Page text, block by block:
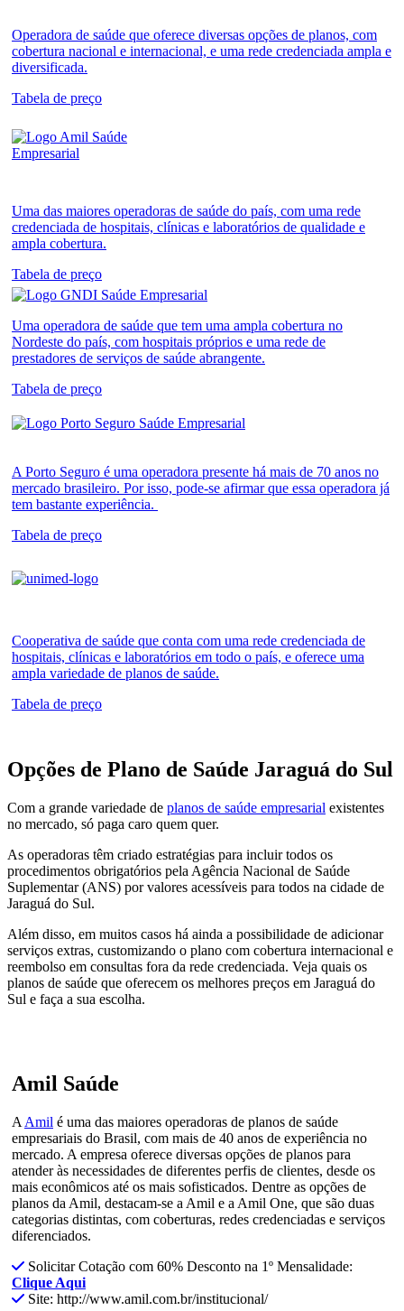
Operadora de saúde que oferece diversas opções de planos, com
cobertura nacional e internacional, e uma rede credenciada ampla e
diversificada.
Tabela de preço
Uma das maiores operadoras de saúde do país, com uma rede
credenciada de hospitais, clínicas e laboratórios de qualidade e
ampla cobertura.
Tabela de preço
Uma operadora de saúde que tem uma ampla cobertura no
Nordeste do país, com hospitais próprios e uma rede de
prestadores de serviços de saúde abrangente.
Tabela de preço
A Porto Seguro é uma operadora presente há mais de 70 anos no
mercado brasileiro. Por isso, pode-se afirmar que essa operadora já
tem bastante experiência.
Tabela de preço
Cooperativa de saúde que conta com uma rede credenciada de
hospitais, clínicas e laboratórios em todo o país, e oferece uma
ampla variedade de planos de saúde.
Tabela de preço
Opções de Plano de Saúde Jaraguá do Sul
Com a grande variedade de planos de saúde empresarial existentes
no mercado, só paga caro quem quer.
As operadoras têm criado estratégias para incluir todos os
procedimentos obrigatórios pela Agência Nacional de Saúde
Suplementar (ANS) por valores acessíveis para todos na cidade de
Jaraguá do Sul.
Além disso, em muitos casos há ainda a possibilidade de adicionar
serviços extras, customizando o plano com cobertura internacional e
reembolso em consultas fora da rede credenciada. Veja quais os
planos de saúde que oferecem os melhores preços em Jaraguá do
Sul e faça a sua escolha.
Amil Saúde
A Amil é uma das maiores operadoras de planos de saúde
empresariais do Brasil, com mais de 40 anos de experiência no
mercado. A empresa oferece diversas opções de planos para
atender às necessidades de diferentes perfis de clientes, desde os
mais econômicos até os mais sofisticados. Dentre as opções de
planos da Amil, destacam-se a Amil e a Amil One, que são duas
categorias distintas, com coberturas, redes credenciadas e serviços
diferenciados.
Solicitar Cotação com 60% Desconto na 1º Mensalidade:
Clique Aqui
Site: http://www.amil.com.br/institucional/